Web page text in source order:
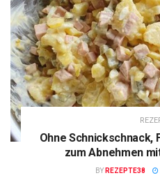
Ohne
zum Abnehmen
BY REZEPTE38